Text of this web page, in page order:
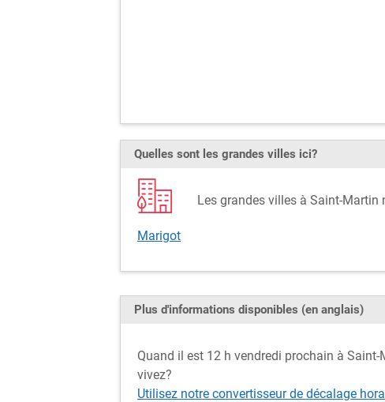
Quelles sont les grandes villes ici?
Les grandes villes à Saint-Martin
Marigot
Plus d'informations disponibles (en anglais)
Quand il est 12 h vendredi prochain à
vivez?
Utilisez notre convertisseur de décalage